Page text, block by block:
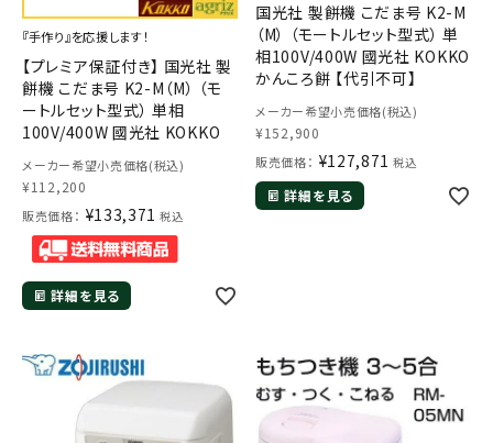
『手作り』を応援します！
【プレミア保証付き】 国光社 製
餅機 こだま号 K2-M（M） （モ
ートルセット型式） 単相
100V/400W 國光社 KOKKO
メーカー希望小売価格(税込)
¥112,200
販売価格： ¥133,371 税込
詳細を見る
国光社 製餅機 こだま号 K2-M
（M） （モートルセット型式） 単
相100V/400W 國光社 KOKKO
かんころ餅 【代引不可】
メーカー希望小売価格(税込)
¥152,900
販売価格： ¥127,871 税込
詳細を見る